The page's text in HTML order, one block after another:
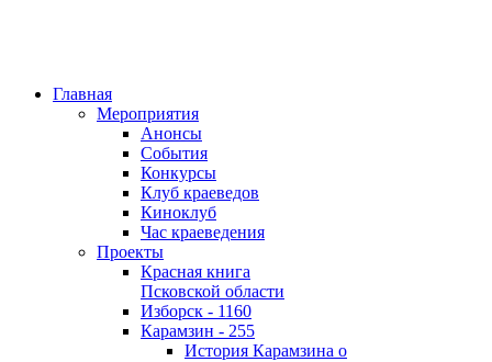
Главная
Мероприятия
Анонсы
События
Конкурсы
Клуб краеведов
Киноклуб
Час краеведения
Проекты
Красная книга
Псковской области
Изборск - 1160
Карамзин - 255
История Карамзина о